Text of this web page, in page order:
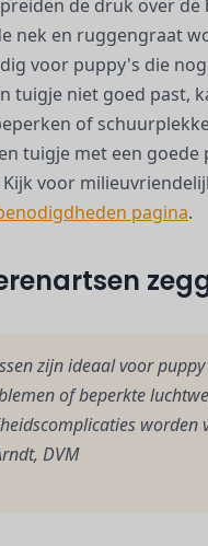
de druk over de
nek en ruggengraat
voor puppy's die
tuigje niet goed past,
of
tuigje met een goede
voor
pagina.
zijn ideaal voor
of beperkte
worden
DVM